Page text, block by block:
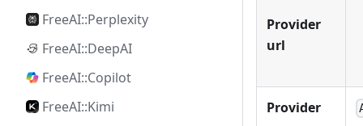
FreeAI::Perplexity
FreeAI::DeepAI
FreeAI::Copilot
FreeAI::Kimi
Provider
url
Provider